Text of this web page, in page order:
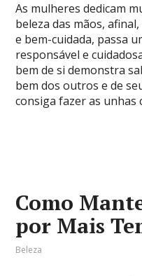
As mulheres dedicam
beleza das mãos,
e bem-cuidada, passa
responsável e
bem de si demonstra
bem dos outros e de
consiga fazer as unhas
Como
por Mais
Beleza